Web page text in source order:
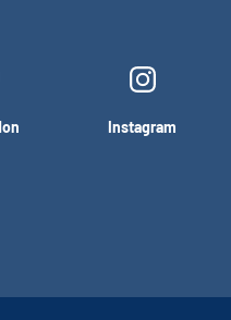
Instagram